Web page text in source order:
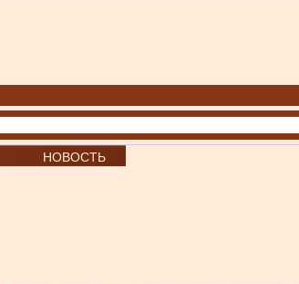
НОВОСТЬ